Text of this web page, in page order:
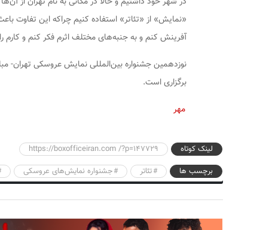
«نمایش» از «تئاتر» استفاده کنیم چراکه این تفاوت
آفرینش کنم و به جنبه‌های مختلف اثرم فکر کنم و
نوزدهمین جشنواره بین‌المللی نمایش عروسکی تهران-
برگزاری است.
مهر
لینک کوتاه
https://boxofficeiran.com /?p=147729
برچسب ها
تئاتر جشنواره نمایش‌های عروسکی